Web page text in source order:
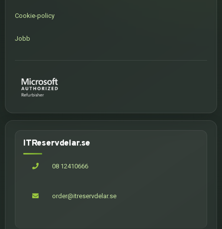
Cookie-policy
Jobb
ITReservdelar.se
08 12410666
order@itreservdelar.se